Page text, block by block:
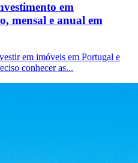
em
mensal e anual em
em imóveis em Portugal e
conhecer as...